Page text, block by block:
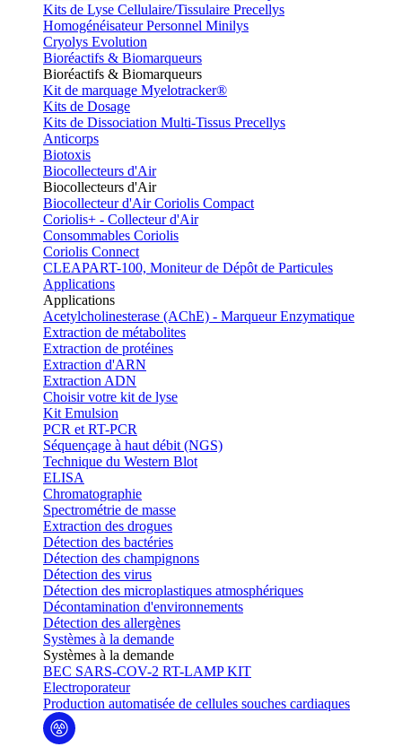
Kits de Lyse Cellulaire/Tissulaire Precellys
Homogénéisateur Personnel Minilys
Cryolys Evolution
Bioréactifs & Biomarqueurs
Bioréactifs & Biomarqueurs
Kit de marquage Myelotracker®
Kits de Dosage
Kits de Dissociation Multi-Tissus Precellys
Anticorps
Biotoxis
Biocollecteurs d'Air
Biocollecteurs d'Air
Biocollecteur d'Air Coriolis Compact
Coriolis+ - Collecteur d'Air
Consommables Coriolis
Coriolis Connect
CLEAPART-100, Moniteur de Dépôt de Particules
Applications
Applications
Acetylcholinesterase (AChE) - Marqueur Enzymatique
Extraction de métabolites
Extraction de protéines
Extraction d'ARN
Extraction ADN
Choisir votre kit de lyse
Kit Emulsion
PCR et RT-PCR
Séquençage à haut débit (NGS)
Technique du Western Blot
ELISA
Chromatographie
Spectrométrie de masse
Extraction des drogues
Détection des bactéries
Détection des champignons
Détection des virus
Détection des microplastiques atmosphériques
Décontamination d'environnements
Détection des allergènes
Systèmes à la demande
Systèmes à la demande
BEC SARS-COV-2 RT-LAMP KIT
Electroporateur
Production automatisée de cellules souches cardiaques